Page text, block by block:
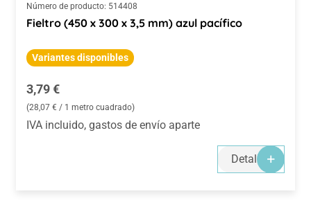
Número de producto: 514408
Fieltro (450 x 300 x 3,5 mm) azul pacífico
Variantes disponibles
Precio normal:
3,79 €
(28,07 € / 1 metro cuadrado)
IVA incluido, gastos de envío aparte
Detalles